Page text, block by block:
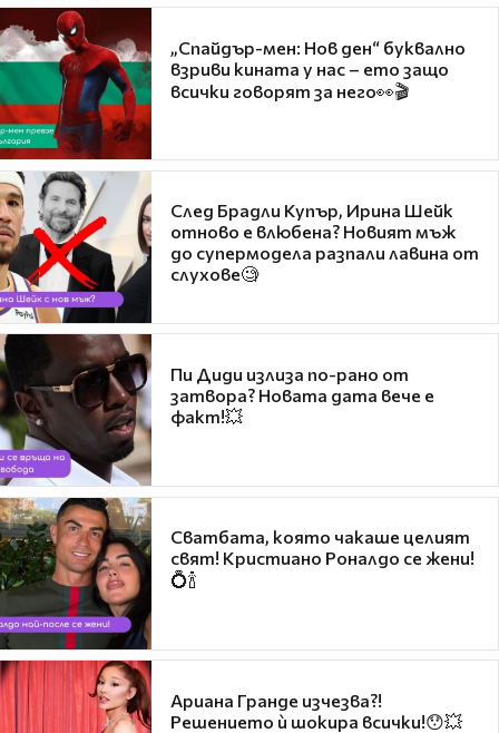
„Спайдър-мен: Нов ден“ буквално
взриви кината у нас – ето защо
всички говорят за него👀🎬
След Брадли Купър, Ирина Шейк
отново е влюбена? Новият мъж
до супермодела разпали лавина от
слухове🧐
Пи Диди излиза по-рано от
затвора? Новата дата вече е
факт!💥
Сватбата, която чакаше целият
свят! Кристиано Роналдо се жени!
💍🍾
Ариана Гранде изчезва?!
Решението ѝ шокира всички!😯💥